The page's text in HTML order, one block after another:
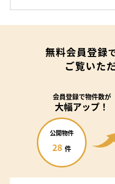
無料会員登録
ご覧いた
会員登録で物件数が
大幅アップ！
公開物件
28 件